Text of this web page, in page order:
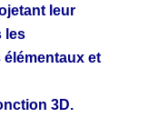
leur
les
élémentaux et
3D.